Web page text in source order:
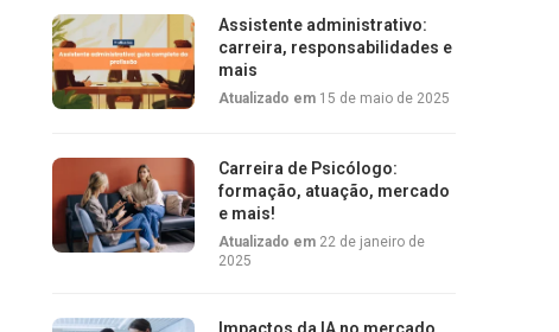
Assistente administrativo:
carreira, responsabilidades e
mais
Atualizado em 15 de maio de 2025
Carreira de Psicólogo:
formação, atuação, mercado
e mais!
Atualizado em 22 de janeiro de
2025